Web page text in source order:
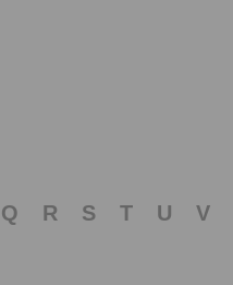
Q R S T U V